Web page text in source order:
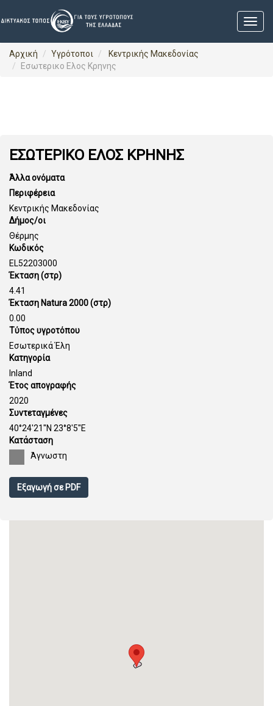
Αρχική Υγρότοποι
Κεντρικής Μακεδονίας
Εσωτερικο Ελος Κρηνης
ΕΣΩΤΕΡΙΚΟ ΕΛΟΣ ΚΡΗΝΗΣ
Άλλα ονόματα
Περιφέρεια
Κεντρικής Μακεδονίας
Δήμος/οι
Θέρμης
Κωδικός
EL52203000
Έκταση (στρ)
4.41
Έκταση Natura 2000 (στρ)
0.00
Τύπος υγροτόπου
Εσωτερικά Έλη
Κατηγορία
Inland
Έτος απογραφής
2020
Συντεταγμένες
40°24'21''N 23°8'5''E
Κατάσταση
Άγνωστη
Εξαγωγή σε PDF